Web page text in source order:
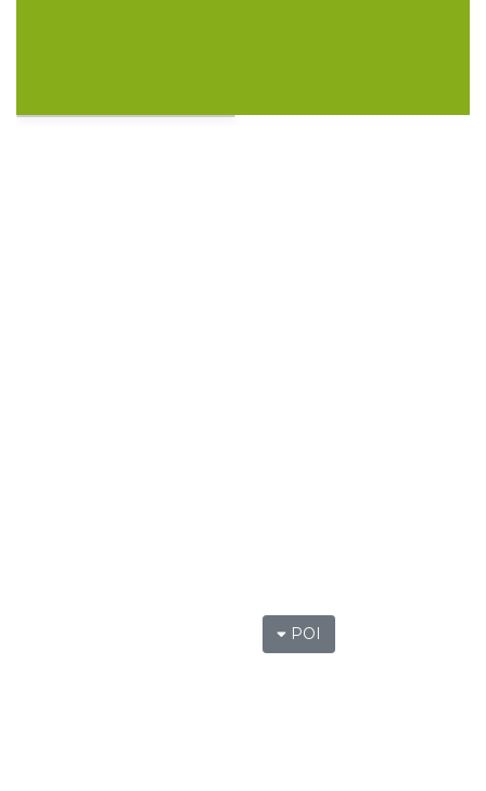
POI